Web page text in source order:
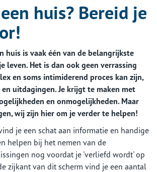
huis? Bereid je
huis is vaak één van de belangrijkste
leven. Het is dan ook geen verrassing
en soms intimiderend proces kan zijn,
uitdagingen. Je krijgt te maken met
en onmogelijkheden. Maar
wij zijn hier om je verder te helpen!
je een schat aan informatie en handige
helpen bij het nemen van de
nog voordat je 'verliefd wordt' op
zijkant van dit scherm vind je een aantal